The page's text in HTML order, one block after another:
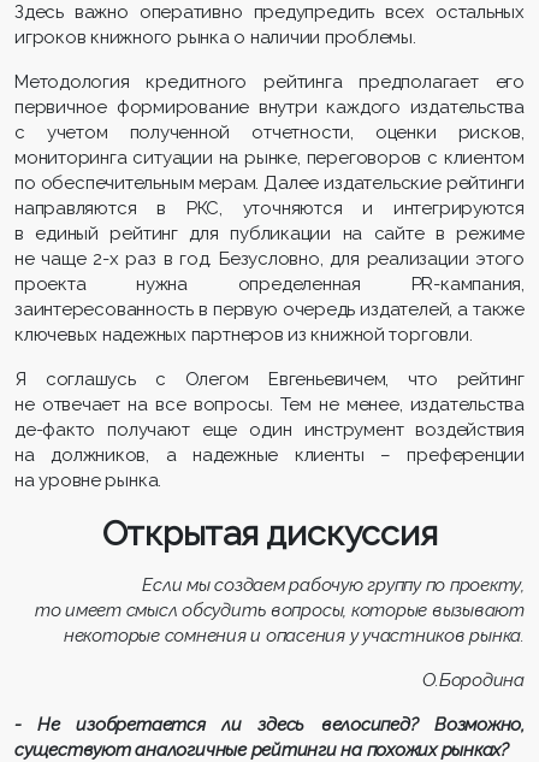
Здесь важно оперативно предупредить всех остальных
игроков книжного рынка о наличии проблемы.
Методология кредитного рейтинга предполагает его
первичное формирование внутри каждого издательства
с учетом полученной отчетности, оценки рисков,
мониторинга ситуации на рынке, переговоров с клиентом
по обеспечительным мерам. Далее издательские рейтинги
направляются в РКС, уточняются и интегрируются
в единый рейтинг для публикации на сайте в режиме
не чаще 2-х раз в год. Безусловно, для реализации этого
проекта нужна определенная PR-кампания,
заинтересованность в первую очередь издателей, а также
ключевых надежных партнеров из книжной торговли.
Я соглашусь с Олегом Евгеньевичем, что рейтинг
не отвечает на все вопросы. Тем не менее, издательства
де-факто получают еще один инструмент воздействия
на должников, а надежные клиенты – преференции
на уровне рынка.
Открытая дискуссия
Если мы создаем рабочую группу по проекту,
то имеет смысл обсудить вопросы, которые вызывают
некоторые сомнения и опасения у участников рынка.
О.Бородина
- Не изобретается ли здесь велосипед? Возможно,
существуют аналогичные рейтинги на похожих рынках?